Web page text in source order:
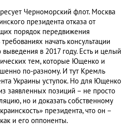
Черноморский флот. Москва
президента отказа от
порядок передвижения
начать консультации
в 2017 году. Есть и целый
тем, которые Ющенко и
по-разному. И тут Кремль
Украины уступок. Но для Ющенко
заявленных позиций – не просто
но и доказать собственному
президента, что он –
и его оппоненты.